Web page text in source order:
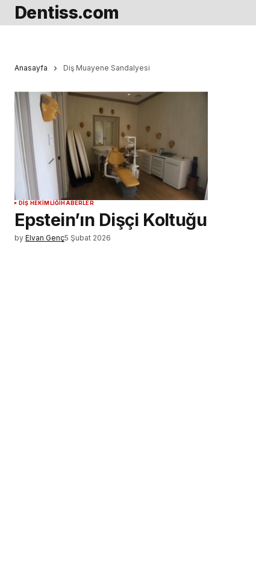
Dentiss.com
Anasayfa Diş Muayene Sandalyesi
DIŞ HEKIMLIĞIHABERLER
Epstein’ın Dişçi Koltuğu
by Elvan Genç5 Şubat 2026